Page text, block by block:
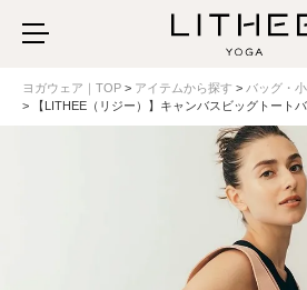
ヨガウェア｜TOP アイテムから探す
バッグ・
【LITHEE（リジー）】キャンバスビッグトート